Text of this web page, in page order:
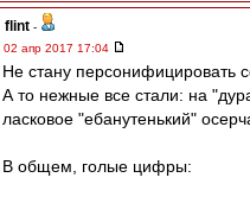
flint -
02 апр 2017 17:04
Не стану персонифицировать
А то нежные все стали: на
ласковое "ебанутенький"
В общем, голые цифры: